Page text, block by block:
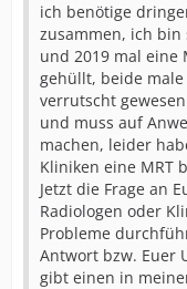
ich benötige
zusammen, ich bin
und 2019 mal eine
gehüllt, beide
verrutscht
und muss auf
machen, leider
Kliniken eine MRT
Jetzt die Frage an
Radiologen oder
Probleme
Antwort bzw. Euer
gibt einen in